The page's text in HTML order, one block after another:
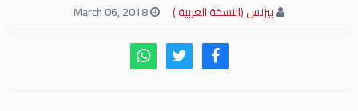
بيزنس (النسخة العربية )